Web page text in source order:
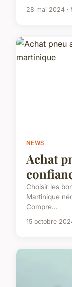
28 mai 2024 ·
NEWS
Achat
Choisir les
Martinique
Compre...
15 octobre